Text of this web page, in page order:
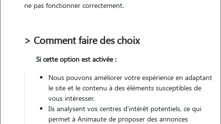
Non véhiculé
Contacter
ne pas fonctionner correctement.
> Comment faire des choix
Si cette option est activée :
Nous pouvons améliorer votre expérience en adaptant
le site et le contenu à des éléments susceptibles de
vous intéresser.
Ils analysent vos centres d'intérêt potentiels, ce qui
permet à Animaute de proposer des annonces